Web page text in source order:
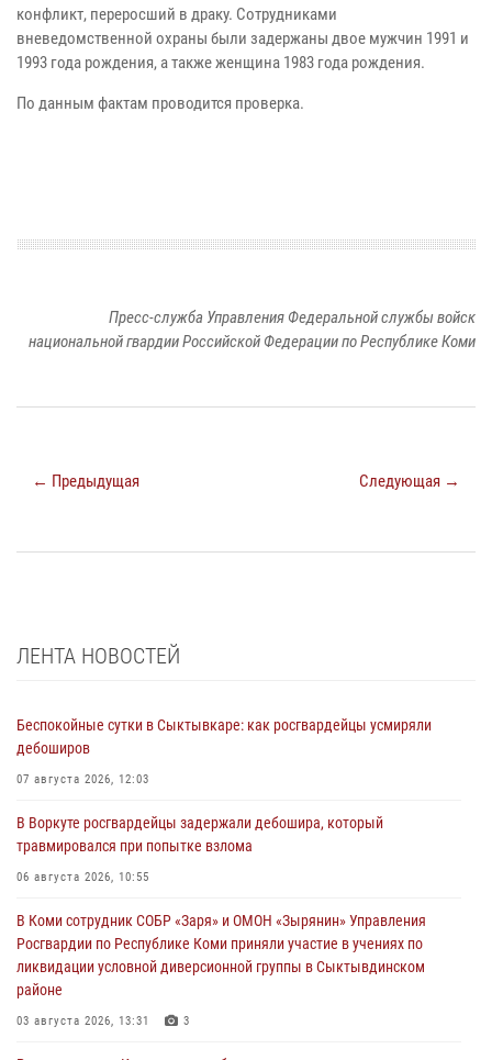
конфликт, переросший в драку. Сотрудниками
вневедомственной охраны были задержаны двое мужчин 1991 и
1993 года рождения, а также женщина 1983 года рождения.
По данным фактам проводится проверка.
Пресс-служба Управления Федеральной службы войск
национальной гвардии Российской Федерации по Республике Коми
← Предыдущая Следующая →
ЛЕНТА НОВОСТЕЙ
Беспокойные сутки в Сыктывкаре: как росгвардейцы усмиряли
дебоширов
07 августа 2026, 12:03
В Воркуте росгвардейцы задержали дебошира, который
травмировался при попытке взлома
06 августа 2026, 10:55
В Коми сотрудник СОБР «Заря» и ОМОН «Зырянин» Управления
Росгвардии по Республике Коми приняли участие в учениях по
ликвидации условной диверсионной группы в Сыктывдинском
районе
03 августа 2026, 13:31 3